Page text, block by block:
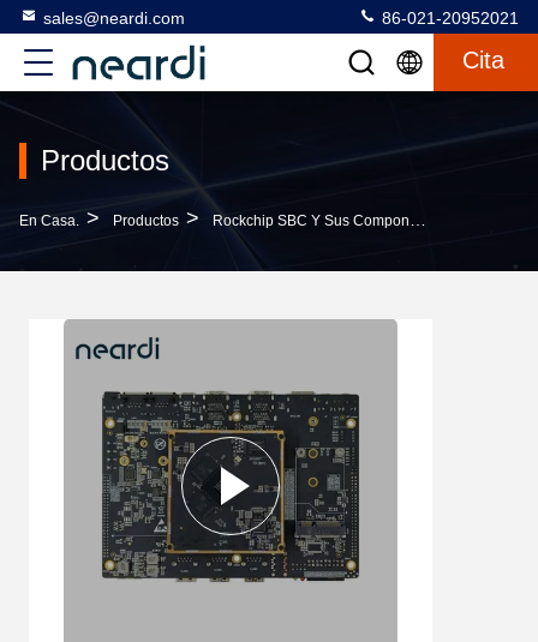
sales@neardi.com 86-021-20952021
Cita
Productos
En Casa. > Productos > Rockchip SBC Y Sus Componentes